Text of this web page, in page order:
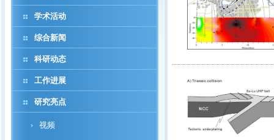
学术活动
综合新闻
科研动态
工作进展
研究亮点
视频